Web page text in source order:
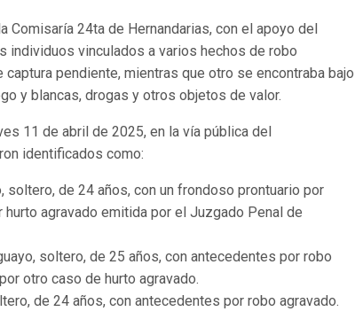
Comisaría 24ta de Hernandarias, con el apoyo del
individuos vinculados a varios hechos de robo
pendiente, mientras que otro se encontraba bajo
y blancas, drogas y otros objetos de valor.
11 de abril de 2025, en la vía pública del
identificados como:
soltero, de 24 años, con un frondoso prontuario por
agravado emitida por el Juzgado Penal de
soltero, de 25 años, con antecedentes por robo
otro caso de hurto agravado.
de 24 años, con antecedentes por robo agravado.